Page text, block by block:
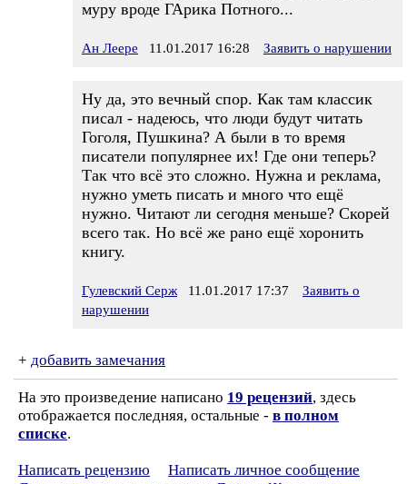
муру вроде ГАрика Потного...
Ан Леере 11.01.2017 16:28 Заявить о нарушении
Ну да, это вечный спор. Как там классик
писал - надеюсь, что люди будут читать
Гоголя, Пушкина? А были в то время
писатели популярнее их! Где они теперь?
Так что всё это сложно. Нужна и реклама,
нужно уметь писать и много что ещё
нужно. Читают ли сегодня меньше? Скорей
всего так. Но всё же рано ещё хоронить
книгу.
Гулевский Серж 11.01.2017 17:37
Заявить о
нарушении
+ добавить замечания
На это произведение написано 19 рецензий, здесь
отображается последняя, остальные - в полном
списке.
Написать рецензию
Написать личное сообщение